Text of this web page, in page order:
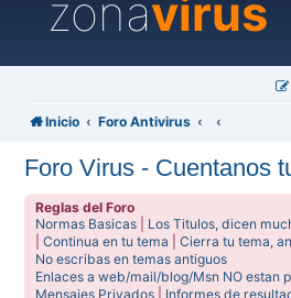
zonavirus
Inicio Foro Antivirus
Foro Virus - Cuentanos
Reglas del Foro
Normas Basicas
Los Titulos, dicen
|Continua en tu tema |Cierra tu tema,
No escribas en temas antiguos
Enlaces a web/mail/blog/Msn NO estan
Mensajes Privados
Informes de